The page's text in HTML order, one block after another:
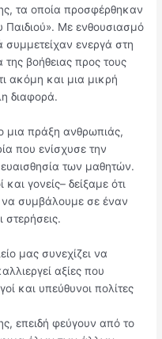
τα οποία προσφέρθηκαν
Παιδιού». Με ενθουσιασμό
συμμετείχαν ενεργά στη
βοήθειας προς τους
ακόμη και μια μικρή
διαφορά.
μια πράξη ανθρωπιάς,
που ενίσχυσε την
των μαθητών.
γονείς– δείξαμε ότι
συμβάλουμε σε έναν
στερήσεις.
μας συνεχίζει να
αξίες που
και υπεύθυνοι πολίτες
επειδή φεύγουν από το